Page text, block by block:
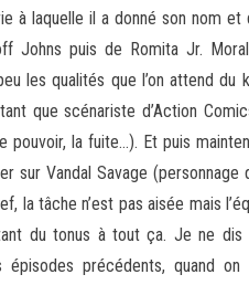
à laquelle il a donné son nom
Johns puis de Romita Jr.
les qualités que l’on attend du
tant que scénariste d’Action
pouvoir, la fuite…). Et puis
sur Vandal Savage (personnage
la tâche n’est pas aisée mais
du tonus à tout ça. Je ne dis
épisodes précédents, quand